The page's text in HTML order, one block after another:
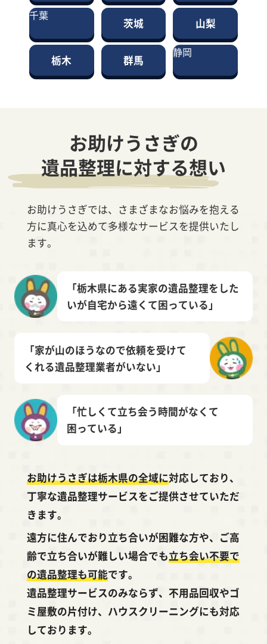
千葉
茨城 山梨
栃木 群馬
静岡
お助けうさぎの
遺品整理に対する想い
お助けうさぎでは、さまざまなお悩みを抱える
方に真心を込めて多様なサービスを提供いたし
ます。
「栃木県にある実家の遺品整理を した
いが自宅から遠くて困っている」
「家が山のほうなので依頼を受けて
くれる遺品整理業者がいない」
「忙しくて立ち会う時間がなくて
困っている」
お助けうさぎは栃木県の全域に対応しており、
丁寧な遺品整理サービスをご提供させていただ
きます。
遠方に住んでおり立ち合いが困難な方や、ご高
齢で立ち合いが難しい場合でも立ち会い不要で
の遺品整理も可能です。
遺品整理サービスのみならず、不用品回収やゴ
ミ屋敷の片付け、ハウスクリーニングにも対応
しております。